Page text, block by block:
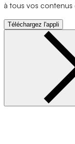
à tous vos contenus
Téléchargez l'appli